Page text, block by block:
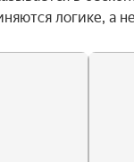
логике, а